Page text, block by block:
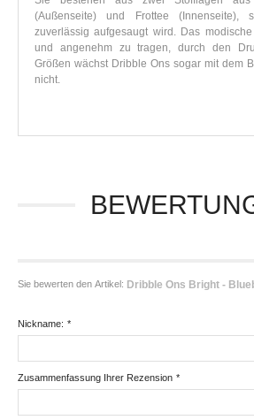
(Außenseite) und Frottee (Innenseite),
zuverlässig aufgesaugt wird. Das
und angenehm zu tragen, durch den
Größen wächst Dribble Ons sogar mit dem
nicht.
Sie bewerten den Artikel: Dribble Ons Bright -
*
Nickname:
*
Zusammenfassung Ihrer Rezension